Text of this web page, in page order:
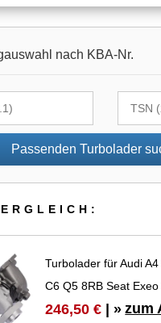
nach KBA-Nr.
Passenden Turbolader
Turbolader für Audi
C6 Q5 8RB Seat
246,50 € | » zum